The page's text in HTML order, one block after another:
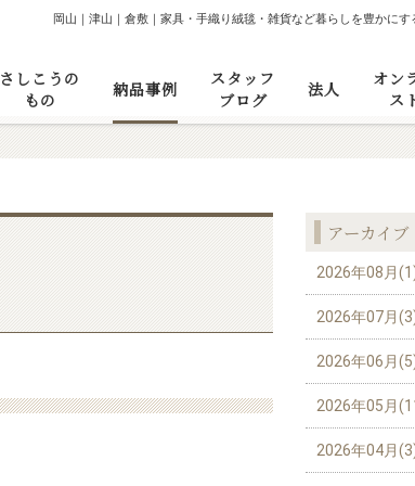
岡山｜津山｜倉敷｜家具・手織り絨毯・雑貨など暮らしを豊かに
さしこうの
もの
納品事例
スタッフ
ブログ
法人
オン
ス
アーカイブ
2026年08月
2026年07月
2026年06月
2026年05月
2026年04月